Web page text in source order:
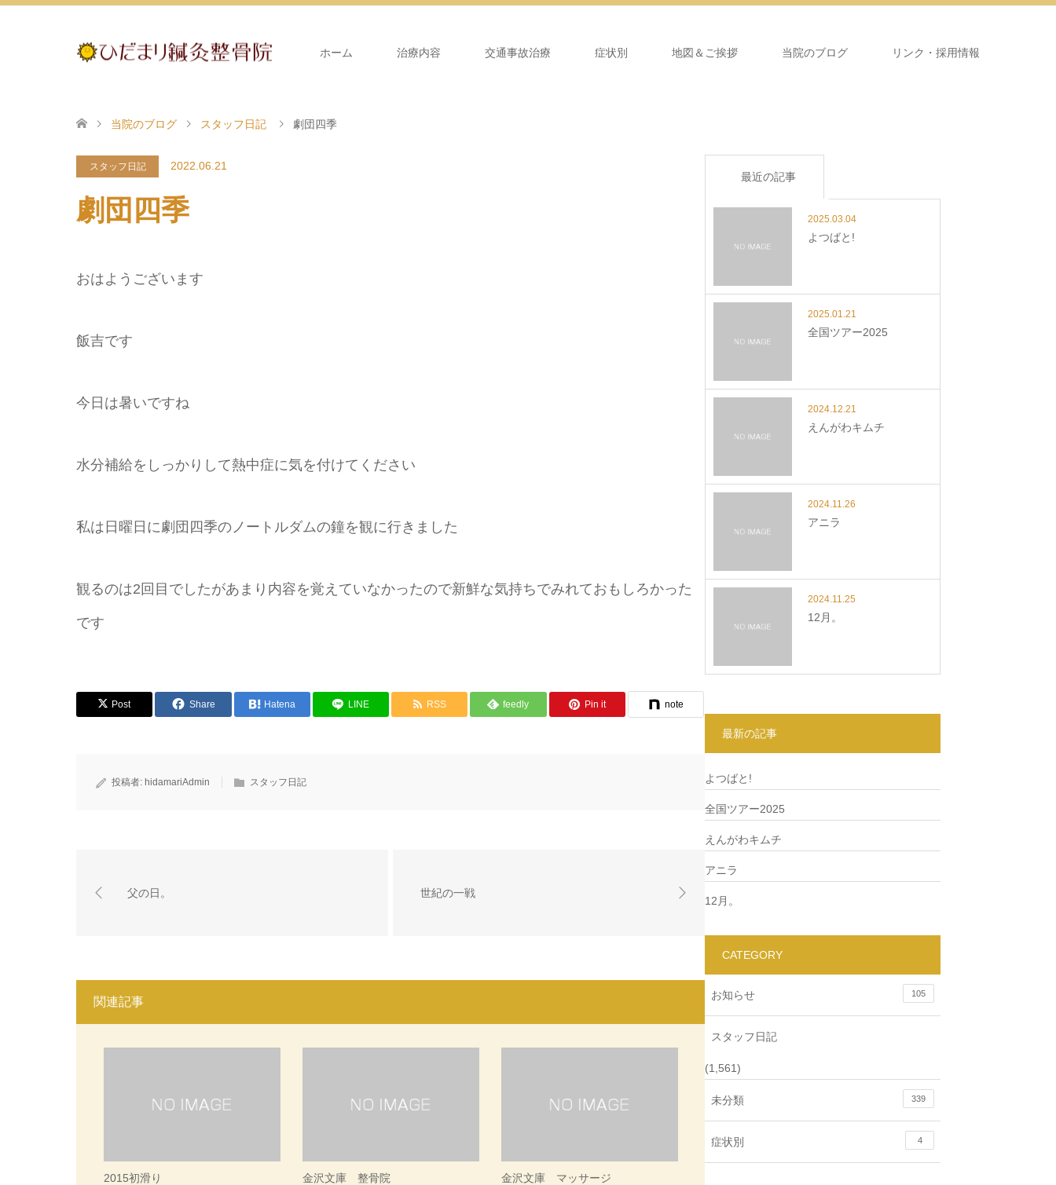
ホーム 治療内容 交通事故治療 症状別 地図＆ご挨拶 当院のブログ リンク・採用情報
当院のブログ スタッフ日記 劇団四季
スタッフ日記 2022.06.21
劇団四季
おはようございます
飯吉です
今日は暑いですね
水分補給をしっかりして熱中症に気を付けてください
私は日曜日に劇団四季のノートルダムの鐘を観に行きました
観るのは2回目でしたがあまり内容を覚えていなかったので新鮮な気持ちでみれておもしろかった
です
Post Share Hatena LINE RSS feedly Pin it note
投稿者: hidamariAdmin スタッフ日記
父の日。 世紀の一戦
関連記事
2015初滑り 金沢文庫 整骨院 金沢文庫 マッサージ
最近の記事
2025.03.04
よつばと!
2025.01.21
全国ツアー2025
2024.12.21
えんがわキムチ
2024.11.26
アニラ
2024.11.25
12月。
最新の記事
よつばと!
全国ツアー2025
えんがわキムチ
アニラ
12月。
CATEGORY
お知らせ 105
スタッフ日記
(1,561)
未分類 339
症状別 4